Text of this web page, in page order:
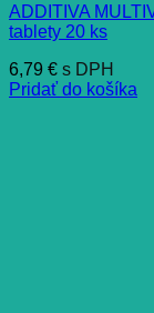
ADDITIVA
tablety 20 ks
6,79 € s DPH
Pridať do košíka